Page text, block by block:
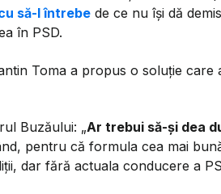
să-l întrebe de ce nu își dă
în PSD.
Toma a propus o soluție care
Buzăului: „Ar trebui să-și dea
pentru că formula cea mai
dar fără actuala conducere a